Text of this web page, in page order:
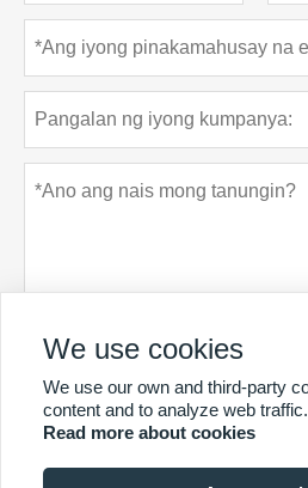
Ipasa Patakaran sa
We use cookies
We use our own and third-party
content and to analyze web traffic.
Read more about cookies